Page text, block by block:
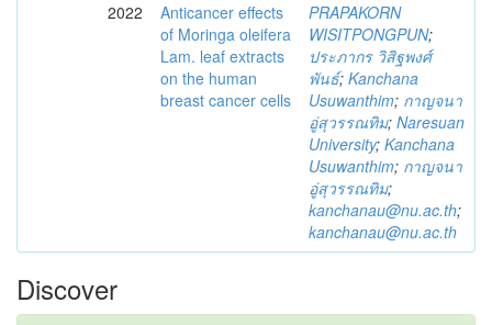
2022
Anticancer effects
of Moringa oleifera
Lam. leaf extracts
on the human
breast cancer cells
PRAPAKORN
WISITPONGPUN;
ประภากร วิสิฐพงศ์
พันธ์; Kanchana
Usuwanthim; กาญจนา
อู่สุวรรณทิม; Naresuan
University; Kanchana
Usuwanthim; กาญจนา
อู่สุวรรณทิม;
kanchanau@nu.ac.th;
kanchanau@nu.ac.th
Discover